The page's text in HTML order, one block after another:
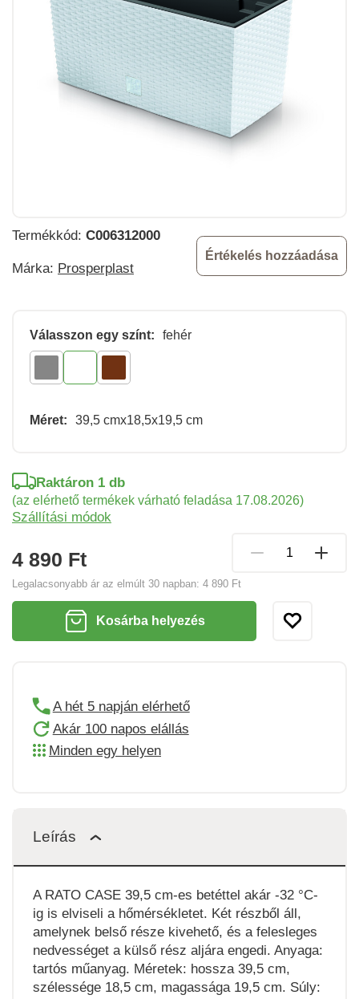
Termékkód: C006312000
Márka: Prosperplast
Értékelés hozzáadása
Válasszon egy színt: fehér
Méret: 39,5 cmx18,5x19,5 cm
4 890 Ft
Legalacsonyabb ár az elmúlt 30 napban: 4 890 Ft
Raktáron 1 db
(az elérhető termékek várható feladása 17.08.2026)
Szállítási módok
Kosárba helyezés
A hét 5 napján elérhető
Akár 100 napos elállás
Minden egy helyen
Leírás
A RATO CASE 39,5 cm-es betéttel akár -32 °C-
ig is elviseli a hőmérsékletet. Két részből áll,
amelynek belső része kivehető, és a felesleges
nedvességet a külső rész aljára engedi. Anyaga:
tartós műanyag. Méretek: hossza 39,5 cm,
szélessége 18,5 cm, magassága 19,5 cm. Súly: